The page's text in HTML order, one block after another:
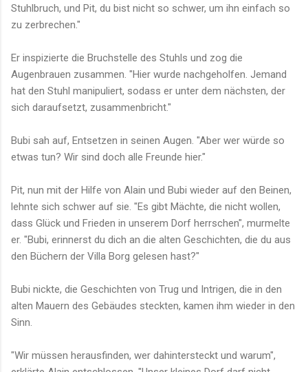
Stuhlbruch, und Pit, du bist nicht so schwer, um ihn einfach so
zu zerbrechen."
Er inspizierte die Bruchstelle des Stuhls und zog die
Augenbrauen zusammen. "Hier wurde nachgeholfen. Jemand
hat den Stuhl manipuliert, sodass er unter dem nächsten, der
sich daraufsetzt, zusammenbricht."
Bubi sah auf, Entsetzen in seinen Augen. "Aber wer würde so
etwas tun? Wir sind doch alle Freunde hier."
Pit, nun mit der Hilfe von Alain und Bubi wieder auf den Beinen,
lehnte sich schwer auf sie. "Es gibt Mächte, die nicht wollen,
dass Glück und Frieden in unserem Dorf herrschen", murmelte
er. "Bubi, erinnerst du dich an die alten Geschichten, die du aus
den Büchern der Villa Borg gelesen hast?"
Bubi nickte, die Geschichten von Trug und Intrigen, die in den
alten Mauern des Gebäudes steckten, kamen ihm wieder in den
Sinn.
"Wir müssen herausfinden, wer dahintersteckt und warum",